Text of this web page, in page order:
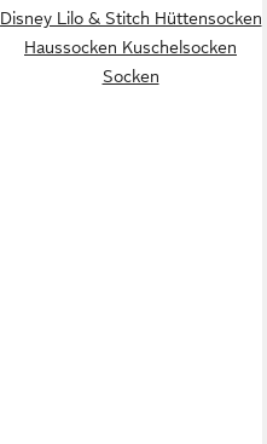
Disney Lilo & Stitch Hüttensocken
Haussocken Kuschelsocken
Socken